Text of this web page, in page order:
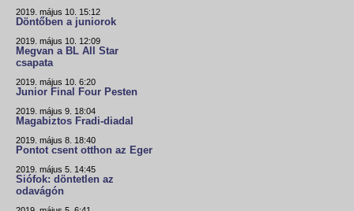
2019. május 10. 15:12
Döntőben a juniorok
2019. május 10. 12:09
Megvan a BL All Star
csapata
2019. május 10. 6:20
Junior Final Four Pesten
2019. május 9. 18:04
Magabiztos Fradi-diadal
2019. május 8. 18:40
Pontot csent otthon az Eger
2019. május 5. 14:45
Siófok: döntetlen az
odavágón